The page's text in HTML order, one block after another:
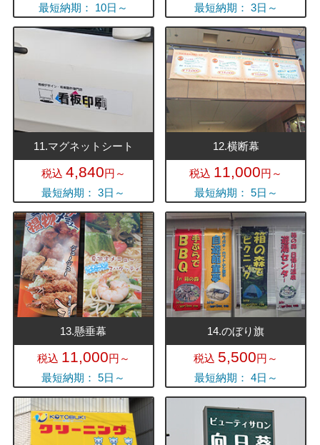
最短納期： 10日～
最短納期： 3日～
11.マグネットシート
税込 4,840円～
最短納期： 3日～
12.横断幕
税込 11,000円～
最短納期： 5日～
13.懸垂幕
税込 11,000円～
最短納期： 5日～
14.のぼり旗
税込 5,500円～
最短納期： 4日～